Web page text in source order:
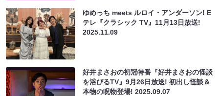
ゆめっち meets ルロイ・アンダーソン! E
テレ『クラシック TV』11月13日放送!
2025.11.09
好井まさおの初冠特番『好井まさおの怪談
を浴びるTV』9月26日放送! 初出し怪談＆
本物の呪物登場!2025.09.07